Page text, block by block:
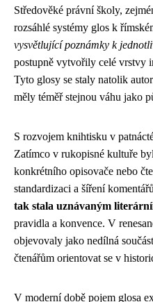
Středověké právní školy,
rozsáhlé systémy glos k
vysvětlující poznámky k
postupně vytvořily celé vrstvy
Tyto glosy se staly natolik
měly téměř stejnou váhu jako
S rozvojem knihtisku v
Zatímco v rukopisné kultuře
konkrétního opisovače nebo
standardizaci a šíření
tak stala uznávaným
pravidla a konvence. V
objevovaly jako nedílná
čtenářům orientovat se v
V moderní době pojem glosa